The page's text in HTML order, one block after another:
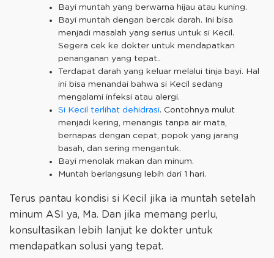
Bayi muntah yang berwarna hijau atau kuning.
Bayi muntah dengan bercak darah. Ini bisa
menjadi masalah yang serius untuk si Kecil.
Segera cek ke dokter untuk mendapatkan
penanganan yang tepat..
Terdapat darah yang keluar melalui tinja bayi. Hal
ini bisa menandai bahwa si Kecil sedang
mengalami infeksi atau alergi.
Si Kecil terlihat dehidrasi. Contohnya mulut
menjadi kering, menangis tanpa air mata,
bernapas dengan cepat, popok yang jarang
basah, dan sering mengantuk.
Bayi menolak makan dan minum.
Muntah berlangsung lebih dari 1 hari.
Terus pantau kondisi si Kecil jika ia muntah setelah
minum ASI ya, Ma. Dan jika memang perlu,
konsultasikan lebih lanjut ke dokter untuk
mendapatkan solusi yang tepat.